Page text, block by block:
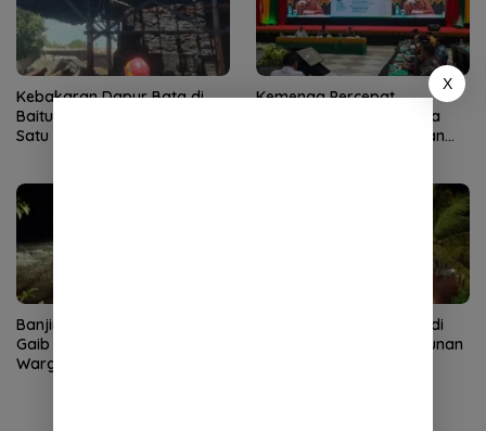
Kebakaran Dapur Bata di
Baitussalam Aceh Besar,
Satu Bangunan Kayu Hangus
Kemenag Percepat
Pemulihan Pascabencana
Aceh, Gandeng Perguruan
Banjir Bandang Terjang Rikit
Gaib Gayo Lues, Rumah
Warga Sempat Terendam
Kebakaran Dapur Bata di
Baitussalam, Satu Bangunan
X